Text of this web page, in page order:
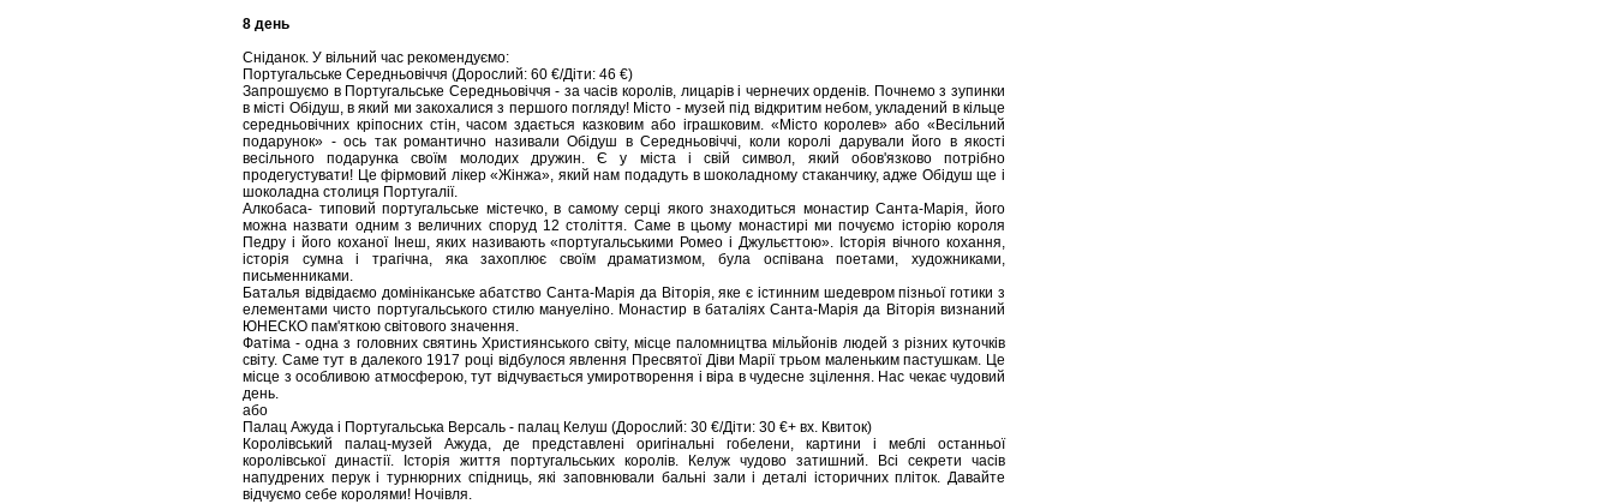
8 день
Сніданок. У вільний час рекомендуємо:
Португальське Середньовіччя (Дорослий: 60 €/Діти: 46 €)
Запрошуємо в Португальське Середньовіччя - за часів королів, лицарів і чернечих орденів. Почнемо з зупинки
в місті Обідуш, в який ми закохалися з першого погляду! Місто - музей під відкритим небом, укладений в кільце
середньовічних кріпосних стін, часом здається казковим або іграшковим. «Місто королев» або «Весільний
подарунок» - ось так романтично називали Обідуш в Середньовіччі, коли королі дарували його в якості
весільного подарунка своїм молодих дружин. Є у міста і свій символ, який обов'язково потрібно
продегустувати! Це фірмовий лікер «Жінжа», який нам подадуть в шоколадному стаканчику, адже Обідуш ще і
шоколадна столиця Португалії.
Алкобаса- типовий португальське містечко, в самому серці якого знаходиться монастир Санта-Марія, його
можна назвати одним з величних споруд 12 століття. Саме в цьому монастирі ми почуємо історію короля
Педру і його коханої Інеш, яких називають «португальськими Ромео і Джульєттою». Історія вічного кохання,
історія сумна і трагічна, яка захоплює своїм драматизмом, була оспівана поетами, художниками,
письменниками.
Баталья відвідаємо домініканське абатство Санта-Марія да Віторія, яке є істинним шедевром пізньої готики з
елементами чисто португальського стилю мануеліно. Монастир в баталіях Санта-Марія да Віторія визнаний
ЮНЕСКО пам'яткою світового значення.
Фатіма - одна з головних святинь Християнського світу, місце паломництва мільйонів людей з різних куточків
світу. Саме тут в далекого 1917 році відбулося явлення Пресвятої Діви Марії трьом маленьким пастушкам. Це
місце з особливою атмосферою, тут відчувається умиротворення і віра в чудесне зцілення. Нас чекає чудовий
день.
або
Палац Ажуда і Португальська Версаль - палац Келуш (Дорослий: 30 €/Діти: 30 €+ вх. Квиток)
Королівський палац-музей Ажуда, де представлені оригінальні гобелени, картини і меблі останньої
королівської династії. Історія життя португальських королів. Келуж чудово затишний. Всі секрети часів
напудрених перук і турнюрних спідниць, які заповнювали бальні зали і деталі історичних пліток. Давайте
відчуємо себе королями! Ночівля.